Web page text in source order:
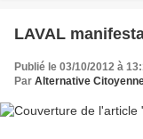
LAVAL
Publié le 03/10/2012 à
Par Alternative